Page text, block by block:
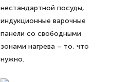
нестандартной посуды,
индукционные варочные
панели со свободными
зонами нагрева – то, что
нужно.